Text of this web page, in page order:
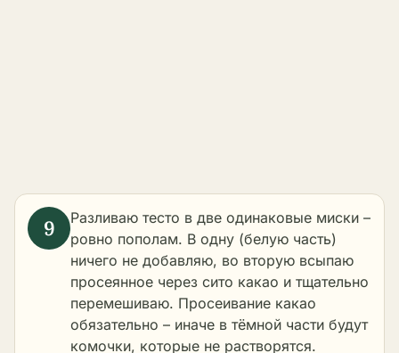
Разливаю тесто в две одинаковые миски –
ровно пополам. В одну (белую часть)
ничего не добавляю, во вторую всыпаю
просеянное через сито какао и тщательно
перемешиваю. Просеивание какао
обязательно – иначе в тёмной части будут
комочки, которые не растворятся.